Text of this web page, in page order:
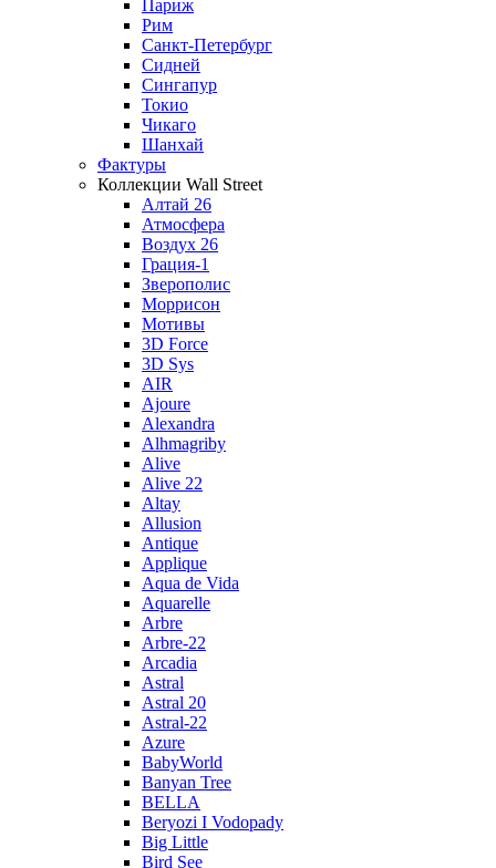
Париж
Рим
Санкт-Петербург
Сидней
Сингапур
Токио
Чикаго
Шанхай
Фактуры
Коллекции Wall Street
Алтай 26
Атмосфера
Воздух 26
Грация-1
Зверополис
Моррисон
Мотивы
3D Force
3D Sys
AIR
Ajoure
Alexandra
Alhmagriby
Alive
Alive 22
Altay
Allusion
Antique
Applique
Aqua de Vida
Aquarelle
Arbre
Arbre-22
Arcadia
Astral
Astral 20
Astral-22
Azure
BabyWorld
Banyan Tree
BELLA
Beryozi I Vodopady
Big Little
Bird See